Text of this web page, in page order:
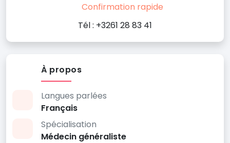
Confirmation rapide
Tél : +3261 28 83 41
À propos
Langues parlées
Français
Spécialisation
Médecin généraliste